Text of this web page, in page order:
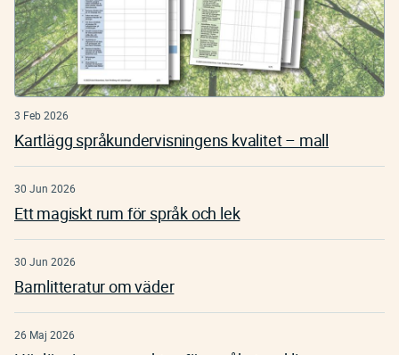
3 Feb 2026
Kartlägg språkundervisningens kvalitet – mall
30 Jun 2026
Ett magiskt rum för språk och lek
30 Jun 2026
Barnlitteratur om väder
26 Maj 2026